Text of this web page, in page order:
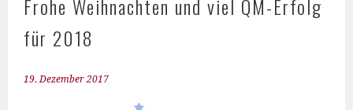
Frohe Weihnachten und viel QM-Erfolg
für 2018
19. Dezember 2017